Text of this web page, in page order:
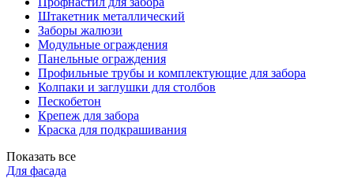
Штакетник металлический
Заборы жалюзи
Модульные ограждения
Панельные ограждения
Профильные трубы и комплектующие для забора
Колпаки и заглушки для столбов
Пескобетон
Крепеж для забора
Краска для подкрашивания
Показать все
Для фасада